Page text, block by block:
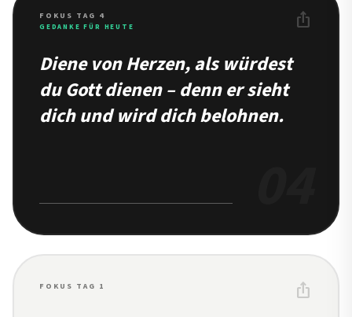
FOKUS TAG 4
GEDANKE FÜR HEUTE ios_share
Diene von Herzen, als würdest
du Gott dienen – denn er sieht
dich und wird dich belohnen.
FOKUS TAG 1 ios_share